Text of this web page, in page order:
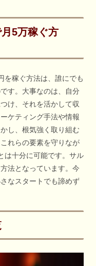
月5万稼ぐ方
を稼ぐ方法は、誰にでも
す。大事なのは、自分
け、それを活かして収
ケティング手法や情報
し、根気強く取り組む
れらの要素を守りなが
は十分に可能です。サル
法となっています。今
なスタートでも諦めず